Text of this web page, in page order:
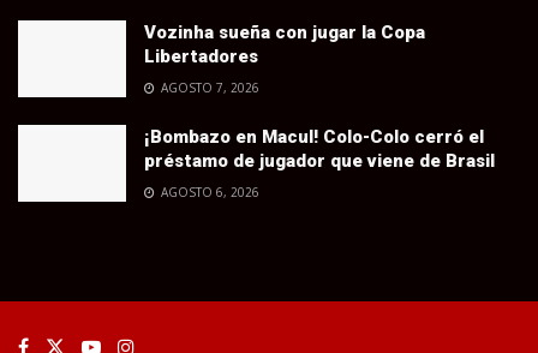
Vozinha sueña con jugar la Copa
Libertadores
AGOSTO 7, 2026
¡Bombazo en Macul! Colo-Colo cerró el
préstamo de jugador que viene de Brasil
AGOSTO 6, 2026